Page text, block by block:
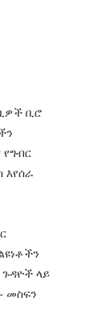
ቢሮ
እየሰራ
ላይ
መስፍን